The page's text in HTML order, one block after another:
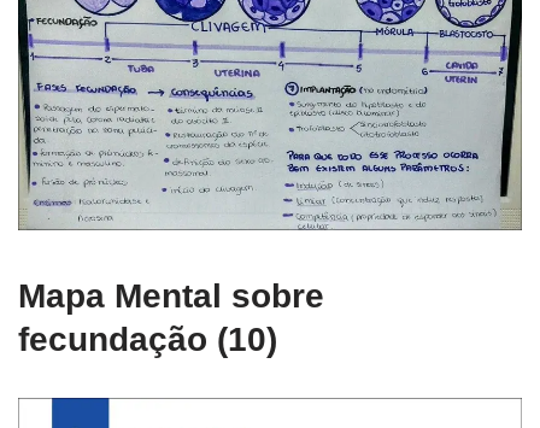
Mapa Mental sobre
fecundação (10)